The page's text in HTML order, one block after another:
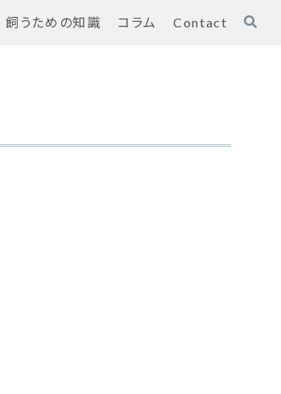
飼うための知識 コラム Contact